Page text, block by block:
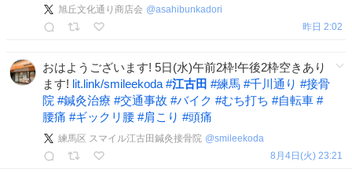
旭丘文化通り商店会 @asahibunkadori
昨日 2:02
おはようございます! 5日(水)午前2枠!午後2枠空きあり
ます! lit.link/smileekoda #江古田 #練馬 #千川通り #接骨
院 #鍼灸治療 #交通事故 #バイク #むち打ち #自転車 #
腰痛 #ギックリ腰 #肩こり #頭痛
練馬区 スマイル江古田鍼灸接骨院 @smileekoda
8月4日(火) 23:21